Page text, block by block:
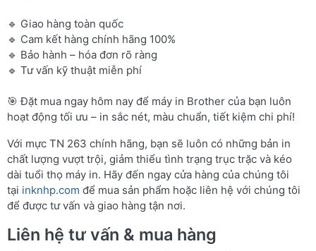
🔹 Giao hàng toàn quốc
🔹 Cam kết hàng chính hãng 100%
🔹 Bảo hành – hóa đơn rõ ràng
🔹 Tư vấn kỹ thuật miễn phí
🎯 Đặt mua ngay hôm nay để máy in Brother của bạn luôn
hoạt động tối ưu – in sắc nét, màu chuẩn, tiết kiệm chi phí!
Với mực TN 263 chính hãng, bạn sẽ luôn có những bản in
chất lượng vượt trội, giảm thiểu tình trạng trục trặc và kéo
dài tuổi thọ máy in. Hãy đến ngay cửa hàng của chúng tôi
tại inknhp.com để mua sản phẩm hoặc liên hệ với chúng tôi
để được tư vấn và giao hàng tận nơi.
Liên hệ tư vấn & mua hàng